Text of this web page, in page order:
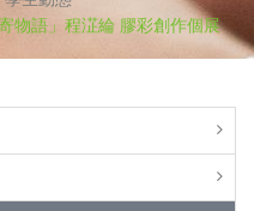
物語」程淽綸 膠彩創作個展